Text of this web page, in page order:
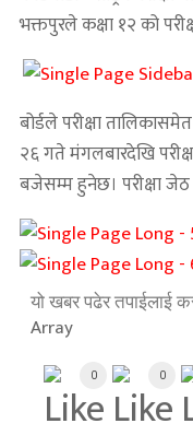
भक्तपुरले कक्षा १२ को
बोर्डले परीक्षा
२६ गते मंगलबारदेखि
बजेसम्म हुनेछ। परीक्षा
यो खबर पढेर तपाईलाई
Array
0 0